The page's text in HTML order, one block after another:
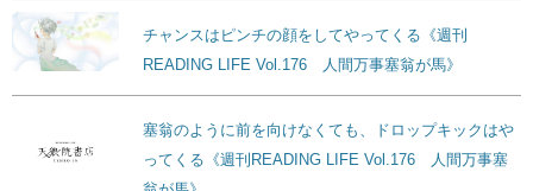
チャンスはピンチの顔をしてやってくる《週刊
READING LIFE Vol.176 人間万事塞翁が馬》
塞翁のように前を向けなくても、ドロップキックはや
ってくる《週刊READING LIFE Vol.176 人間万事塞